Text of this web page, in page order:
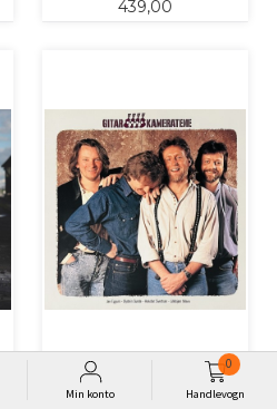
Min konto Handlevogn
0
Pris
439,00
(LP) GITARKAMERATENE -
GITARKAMERATENE